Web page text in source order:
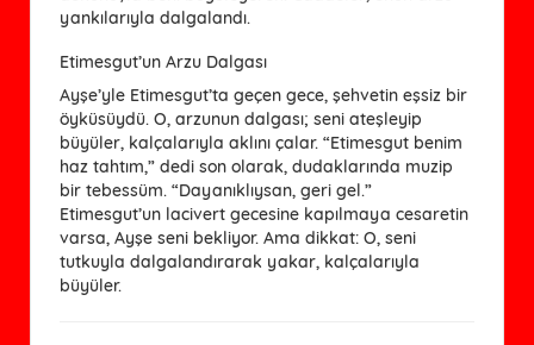
yankılarıyla dalgalandı.
Etimesgut’un Arzu Dalgası
Ayşe’yle Etimesgut’ta geçen gece, şehvetin eşsiz bir
öyküsüydü. O, arzunun dalgası; seni ateşleyip
büyüler, kalçalarıyla aklını çalar. “Etimesgut benim
haz tahtım,” dedi son olarak, dudaklarında muzip
bir tebessüm. “Dayanıklıysan, geri gel.”
Etimesgut’un lacivert gecesine kapılmaya cesaretin
varsa, Ayşe seni bekliyor. Ama dikkat: O, seni
tutkuyla dalgalandırarak yakar, kalçalarıyla
büyüler.